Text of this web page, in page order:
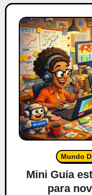
Mundo
Mini Guía
para